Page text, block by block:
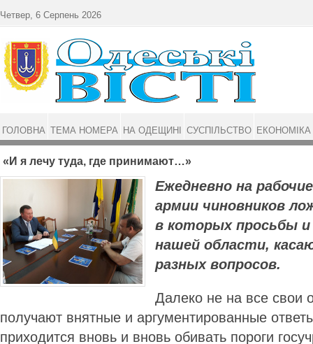
«И я лечу туда, где принимают…»
Ежедневно на
армии чиновников
в которых просьбы
нашей области,
разных вопросов.
Далеко не на все свои
получают внятные и аргументированные
приходится вновь и вновь обивать пороги
Четвер, 6 Серпень 2026
ГОЛОВНА ТЕМА НОМЕРА НА ОДЕЩИНІ СУСПІЛЬСТВО ЕКОНОМІКА